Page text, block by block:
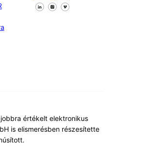
Kövessen minket a Facebookon
Kövessen minket az X-en
Kövessen minket a
értékelt elektronikus
is elismerésben részesítette